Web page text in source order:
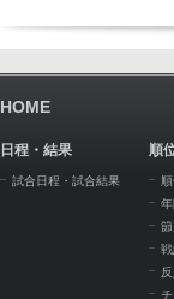
HOME
日程・結果
試合日程・試合結果
順